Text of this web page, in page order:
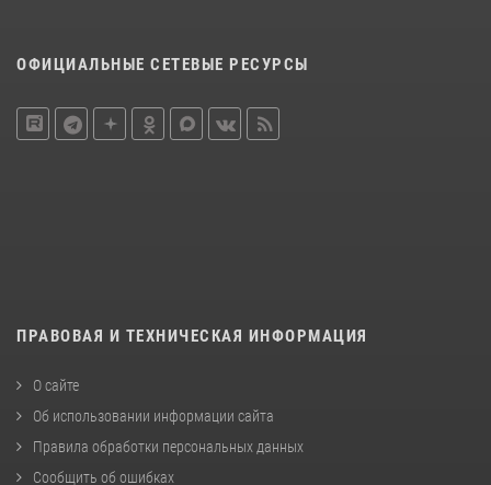
ОФИЦИАЛЬНЫЕ СЕТЕВЫЕ РЕСУРСЫ
ПРАВОВАЯ И ТЕХНИЧЕСКАЯ ИНФОРМАЦИЯ
О сайте
Об использовании информации сайта
Правила обработки персональных данных
Сообщить об ошибках